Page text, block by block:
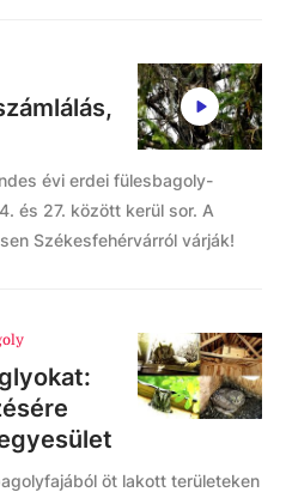
évi erdei fülesbagoly-
és 27. között kerül sor. A
Székesfehérvárról várják!
öt lakott területeken